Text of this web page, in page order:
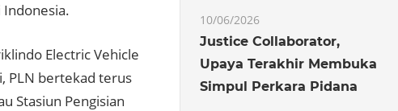
Electric Vehicle
PLN bertekad terus
Stasiun Pengisian
10/06/2026
Justice Collaborator,
Upaya Terakhir Membuka
Simpul Perkara Pidana